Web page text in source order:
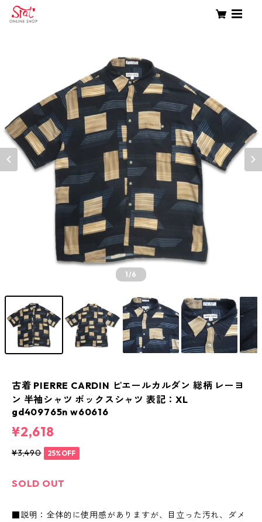
1/6
古着 PIERRE CARDIN ピエールカルダン 総柄 レーヨ
ン 半袖シャツ ボックスシャツ 表記：XL
gd409765n w60616
¥2,618
¥3,490 25%OFF
SOLD OUT
■説明：全体的に使用感がありますが、目立った汚れ、ダメ